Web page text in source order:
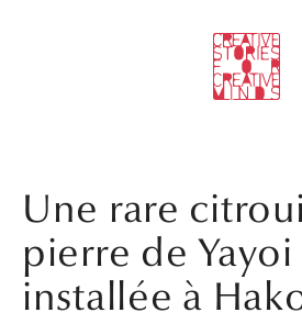
Une rare
pierre de Yayoi
installée à